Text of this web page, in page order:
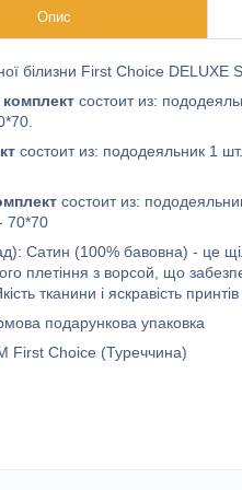
Опис
білизни First Choice
состоит из:
состоит из: пододеяльник 1
состоит из:
70*70
Сатин (100% бавовна) - це
плетіння з ворсой, що
тканини і яскравість
подарункова упаковка
First Choice (Туреччина)